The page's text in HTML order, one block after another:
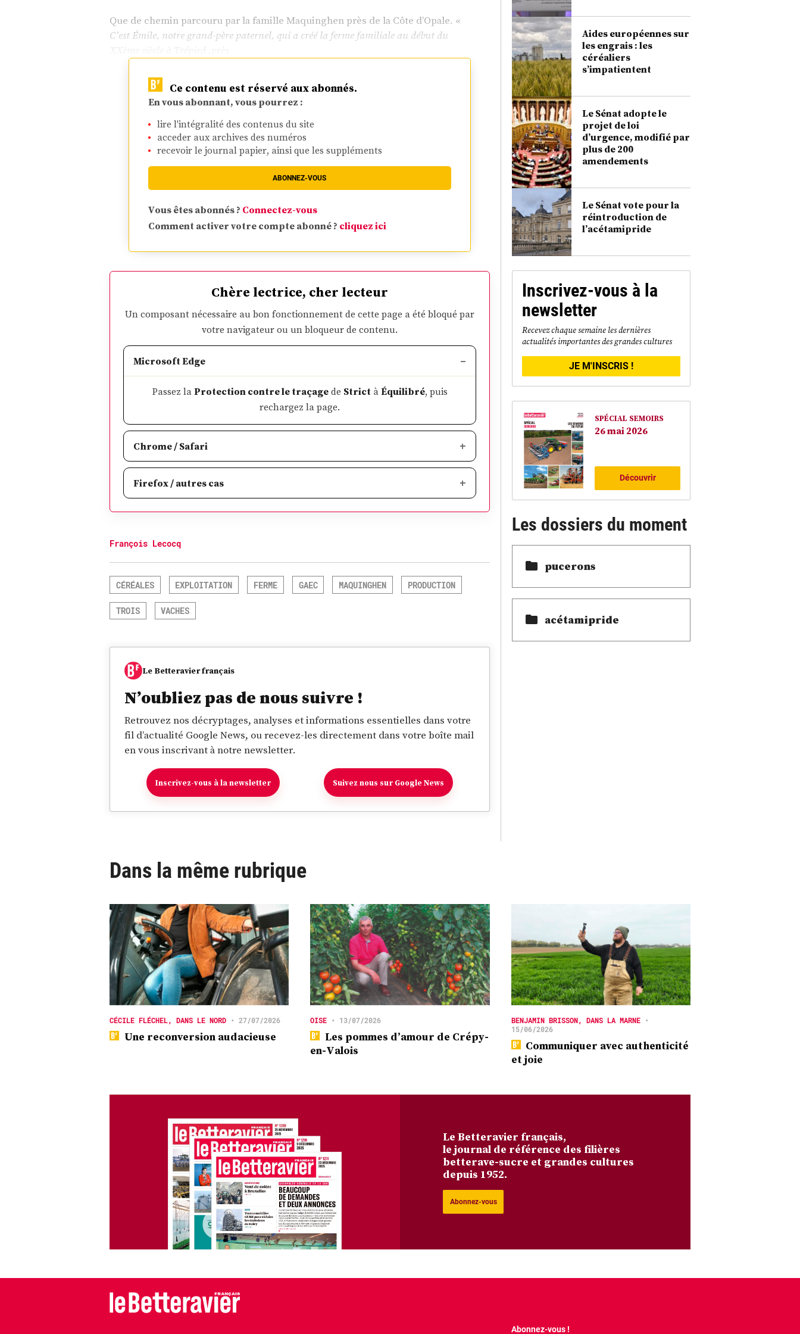
Que de chemin parcouru par la famille Maquinghen près de la Côte d’Opale. «
C’est Émile, notre grand-père paternel, qui a créé la ferme familiale au début du
Ce contenu est réservé aux abonnés.
En vous abonnant, vous pourrez :
lire l'intégralité des contenus du site
acceder aux archives des numéros
recevoir le journal papier, ainsi que les suppléments
ABONNEZ-VOUS
Vous êtes abonnés ? Connectez-vous
Comment activer votre compte abonné ? cliquez ici
Chère lectrice, cher lecteur
Un composant nécessaire au bon fonctionnement de cette page a été bloqué par
votre navigateur ou un bloqueur de contenu.
Microsoft Edge
Passez laProtection contre le traçagede StrictàÉquilibré, puis
rechargez la page.
Chrome / Safari
Firefox / autres cas
François Lecocq
CÉRÉALES EXPLOITATION FERME GAEC MAQUINGHEN PRODUCTION
TROIS VACHES
Le Betteravier français
N’oubliez pas de nous suivre !
Retrouvez nos décryptages, analyses et informations essentielles dans votre
fil d’actualité Google News, ou recevez-les directement dans votre boîte mail
en vous inscrivant à notre newsletter.
Inscrivez-vous à la newsletter Suivez nous sur Google News
Aides européennes sur
les engrais : les
céréaliers
s’impatientent
Le Sénat adopte le
projet de loi
d’urgence, modifié par
plus de 200
amendements
Le Sénat vote pour la
réintroduction de
l’acétamipride
Inscrivez-vous à la
newsletter
Recevez chaque semaine les dernières
actualités importantes des grandes cultures
JE M'INSCRIS !
SPÉCIAL SEMOIRS
26 mai 2026
Découvrir
Les dossiers du moment
pucerons
acétamipride
Dans la même rubrique
CÉCILE FLÉCHEL, DANS LE NORD • 27/07/2026
Une reconversion audacieuse
OISE • 13/07/2026
Les pommes d’amour de Crépy-
en-Valois
BENJAMIN BRISSON, DANS LA MARNE •
15/06/2026
Communiquer avec authenticité
et joie
Le Betteravier français,
le journal de référence des filières
betterave-sucre et grandes cultures
depuis 1952.
Abonnez-vous
Abonnez-vous !